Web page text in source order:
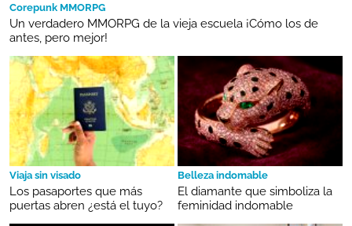
Corepunk MMORPG
Un verdadero MMORPG de la vieja escuela ¡Cómo los de
antes, pero mejor!
Viaja sin visado
Los pasaportes que más
puertas abren ¿está el tuyo?
Belleza indomable
El diamante que simboliza la
feminidad indomable